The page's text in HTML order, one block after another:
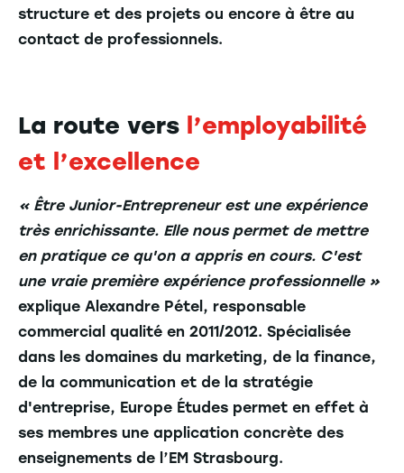
structure et des projets ou encore à être au
contact de professionnels.
La route vers l’employabilité
et l’excellence
« Être Junior-Entrepreneur est une expérience
très enrichissante. Elle nous permet de mettre
en pratique ce qu'on a appris en cours. C'est
une vraie première expérience professionnelle »
explique Alexandre Pétel, responsable
commercial qualité en 2011/2012. Spécialisée
dans les domaines du marketing, de la finance,
de la communication et de la stratégie
d'entreprise, Europe Études permet en effet à
ses membres une application concrète des
enseignements de l’EM Strasbourg.